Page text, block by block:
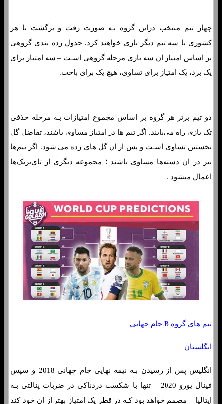
چهار تیم منتخب دراین گروه بـه صورت رفت و برگشت با هر
کشوری با سه تیم دیگر بازی خواهند کرد. جدول رده بندی گروهی
بر اساس امتیاز ان سه بازی مرحله گروهی اسـت – سه امتیاز برای
یک برد، یک امتیاز برای تساوی، هیچ یک برای باخت.
دو تیم برتر هر گروه بر اساس مجموع امتیازات بـه مرحله حذفی
تک بازی راه می‌یابند. اگر تیم ها در امتیاز مساوی باشند، تفاضل گل
نخستین تساوی اسـت و پس از ان گل هاي‌ زده می شود. اگر تیم‌ها
نیز در ان دسته‌ها مساوی باشند ؛ مجموعه دیگری از تای‌بریک‌ها
اعمال میشود .
تیم های گروه B جام جهانی
انگلستان
انگلیس پس از رسیدن بـه نیمه نهایی جام جهانی 2018 و سپس
فینال یورو 2020 – تنها با شکست دردناکی در ضربات پنالتی بـه
ایتالیا – مصمم خواهد بود کـه در قطر یک امتیاز بهتر از ان خود کند